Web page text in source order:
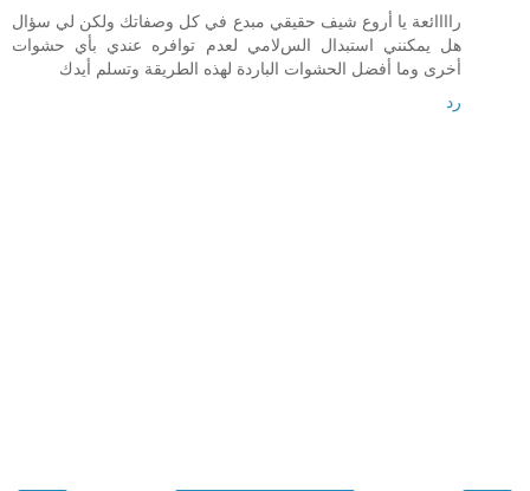
راااائعة يا أروع شيف حقيقي مبدع في كل وصفاتك ولكن لي سؤال
هل يمكنني استبدال السﻻمي لعدم توافره عندي بأي حشوات
أخرى وما أفضل الحشوات الباردة لهذه الطريقة وتسلم أيدك
رد